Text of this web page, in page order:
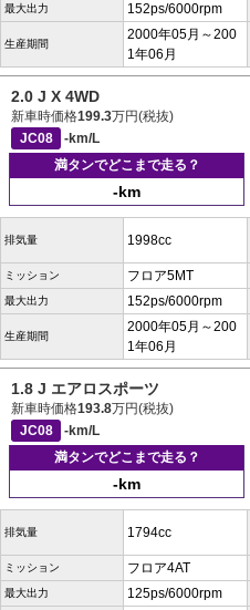
最大出力 152ps/6000rpm
生産期間
2000年05月～200
1年06月
2.0 J X 4WD
新車時価格199.3万円(税抜)
JC08
-km/L
満タンでどこまで走る？
-km
排気量 1998cc
ミッション フロア5MT
最大出力 152ps/6000rpm
生産期間
2000年05月～200
1年06月
1.8 J エアロスポーツ
新車時価格193.8万円(税抜)
JC08
-km/L
満タンでどこまで走る？
-km
排気量 1794cc
ミッション フロア4AT
最大出力 125ps/6000rpm